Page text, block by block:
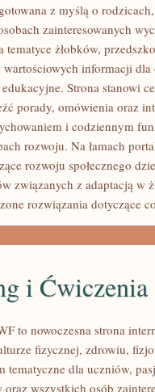
z myślą o
zainteresowanych
tematyce żłobków,
wartościowych informacji
Strona stanowi
porady, omówienia oraz
i codziennym
rozwoju. Na łamach
rozwoju społecznego
związanych z adaptacją w
rozwiązania dotyczące
i Ćwiczenia
to nowoczesna strona
fizycznej, zdrowiu,
tematyczne dla uczniów,
wszystkich osób